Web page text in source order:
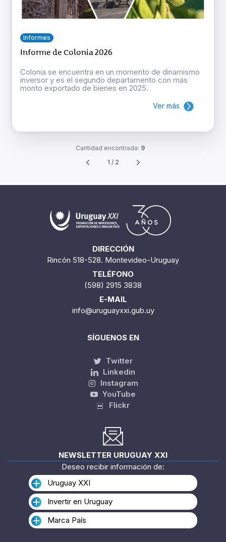
Informes
Informe de Colonia 2026
Colonia se encuentra en un momento de dinamismo
inversor y es el segundo departamento con más
monto exportado de bienes en 2025.
Ver más
Cantidad encontrada: 9
1 / 2
DIRECCIÓN
Rincón 518-528. Montevideo-Uruguay
TELÉFONO
(598) 2915 3838
E-MAIL
info@uruguayxxi.gub.uy
SÍGUENOS EN
Twitter
Linkedin
Instagram
YouTube
Flickr
NEWSLETTER URUGUAY XXI
Deseo recibir información de:
Uruguay XXI
Invertir en Uruguay
Marca País